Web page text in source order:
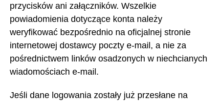
przycisków ani załączników. Wszelkie
powiadomienia dotyczące konta należy
weryfikować bezpośrednio na oficjalnej stronie
internetowej dostawcy poczty e-mail, a nie za
pośrednictwem linków osadzonych w niechcianych
wiadomościach e-mail.
Jeśli dane logowania zostały już przesłane na